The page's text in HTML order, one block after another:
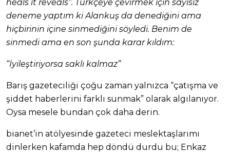
heals it reveals”. Türkçeye çevirmek için sayısız
deneme yaptım ki Alankuş da denediğini ama
hiçbirinin içine sinmediğini söyledi. Benim de
sinmedi ama en son şunda karar kıldım:
“İyileştiriyorsa saklı kalmaz”
Barış gazeteciliği çoğu zaman yalnızca “çatışma ve
şiddet haberlerini farklı sunmak” olarak algılanıyor.
Oysa mesele bundan çok daha derin.
bianet’in atölyesinde gazeteci meslektaşlarımı
dinlerken kafamda hep döndü durdu bu; Enkaz